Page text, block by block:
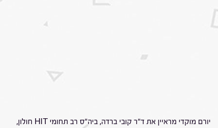
יורם מוקדי מראיין את ד"ר קובי ברדה, ביה"ס רב תחומי HIT חולון,